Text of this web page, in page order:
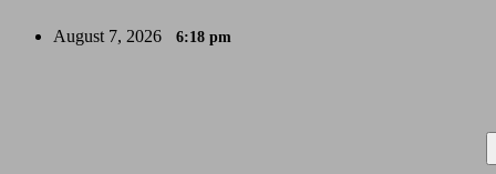
August 7, 2026 6:18 pm